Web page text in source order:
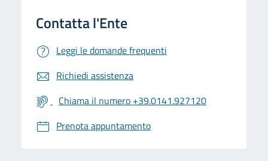
Leggi le domande frequenti
Richiedi assistenza
Chiama il numero +39.0141.927120
Prenota appuntamento